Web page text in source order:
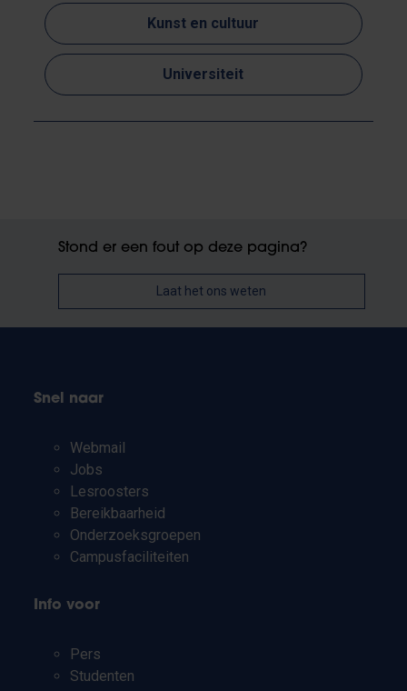
Kunst en cultuur
Universiteit
Stond er een fout op deze pagina?
Laat het ons weten
Snel naar
Webmail
Jobs
Lesroosters
Bereikbaarheid
Onderzoeksgroepen
Campusfaciliteiten
Info voor
Pers
Studenten